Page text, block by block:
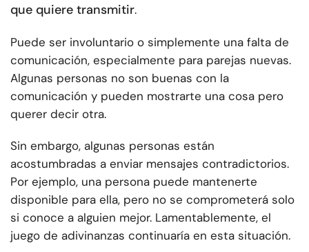
que quiere transmitir.
Puede ser involuntario o simplemente una falta de
comunicación, especialmente para parejas nuevas.
Algunas personas no son buenas con la
comunicación y pueden mostrarte una cosa pero
querer decir otra.
Sin embargo, algunas personas están
acostumbradas a enviar mensajes contradictorios.
Por ejemplo, una persona puede mantenerte
disponible para ella, pero no se comprometerá solo
si conoce a alguien mejor. Lamentablemente, el
juego de adivinanzas continuaría en esta situación.